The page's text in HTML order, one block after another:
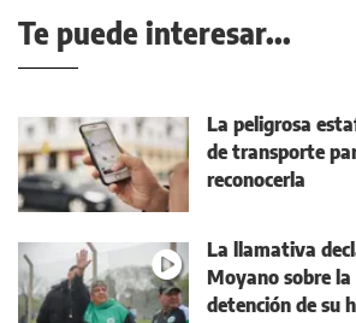
Te puede interesar...
La peligrosa
de transporte
reconocerla
La llamativa
Moyano sobre la
detención de su